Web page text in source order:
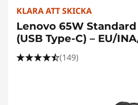
KLARA ATT SKICKA
Lenovo 65W
(USB Type-C) – EU/
(149)